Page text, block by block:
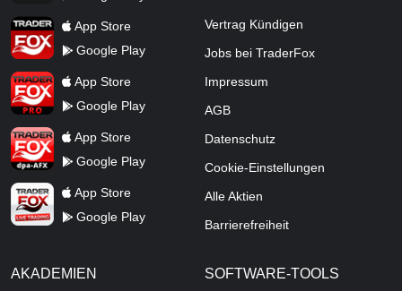
TraderFox AppApp Store
Google Play
TraderFox ProApp Store
Google Play
TraderFox dpa-AFX ProFeed
App Store
Google Play
TraderFox Live Trading
App Store
Google Play
Vertrag Kündigen
Jobs bei TraderFox
Impressum
AGB
Datenschutz
Cookie-Einstellungen
Alle Aktien
Barrierefreiheit
AKADEMIEN SOFTWARE-TOOLS